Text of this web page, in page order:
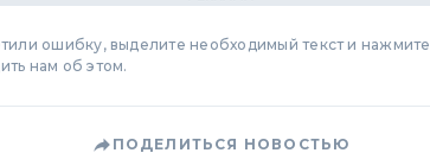
ошибку, выделите необходимый текст и нажмите
нам об этом.
ПОДЕЛИТЬСЯ НОВОСТЬЮ